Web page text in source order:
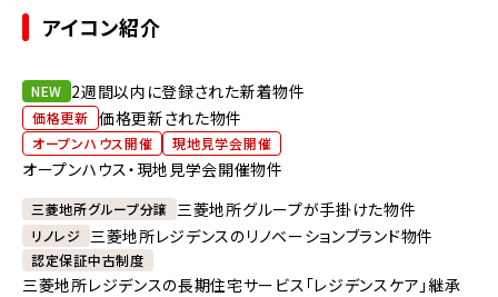
アイコン紹介
NEW 2週間以内に登録された新着物件
価格更新 価格更新された物件
オープンハウス開催 現地見学会開催
オープンハウス・現地見学会開催物件
三菱地所グループ分譲 三菱地所グループが手掛けた物件
リノレジ 三菱地所レジデンスのリノベーションブランド物件
認定保証中古制度
三菱地所レジデンスの長期住宅サービス「レジデンスケア」継承